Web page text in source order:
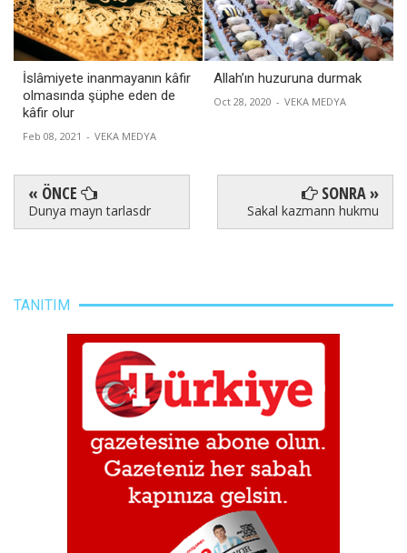
İslâmiyete inanmayanın kâfir
olmasında şüphe eden de
kâfir olur
Feb 08, 2021 - VEKA MEDYA
Allah’ın huzuruna durmak
Oct 28, 2020 - VEKA MEDYA
« ÖNCE
Dunya mayn tarlasdr
SONRA »
Sakal kazmann hukmu
TANITIM